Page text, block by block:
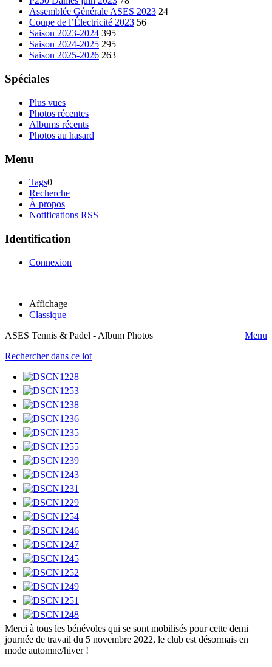
Assemblée Générale ASES 2023 24
Coupe de l’Électricité 2023 56
Saison 2023-2024 395
Saison 2024-2025 295
Saison 2025-2026 263
Spéciales
Plus vues
Photos récentes
Albums récents
Photos au hasard
Menu
Tags0
Recherche
À propos
Notifications RSS
Identification
Connexion
Affichage
Classique
ASES Tennis & Padel - Album Photos
Menu
Rechercher dans ce lot
Merci à tous les bénévoles qui se sont mobilisés pour cette demi
journée de travail du 5 novembre 2022, le club est désormais en
mode automne/hiver !